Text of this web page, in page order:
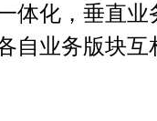
化，垂直业
自业务版块